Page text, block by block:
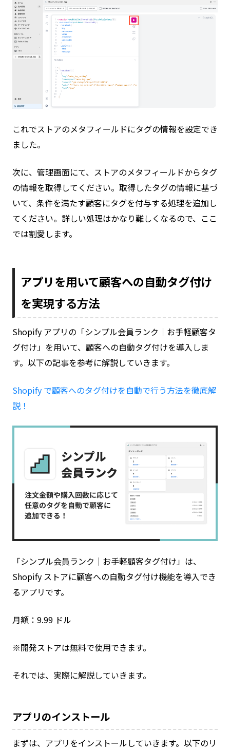
これでストアのメタフィールドにタグの情報を設定でき
ました。
次に、管理画面にて、ストアのメタフィールドからタグ
の情報を取得してください。取得したタグの情報に基づ
いて、条件を満たす顧客にタグを付与する処理を追加し
てください。詳しい処理はかなり難しくなるので、ここ
では割愛します。
アプリを用いて顧客への自動タグ付け
を実現する方法
Shopify アプリの「シンプル会員ランク｜お手軽顧客タ
グ付け」を用いて、顧客への自動タグ付けを導入しま
す。以下の記事を参考に解説していきます。
Shopify で顧客へのタグ付けを自動で行う方法を徹底解
説！
「シンプル会員ランク｜お手軽顧客タグ付け」は、
Shopify ストアに顧客への自動タグ付け機能を導入でき
るアプリです。
月額：9.99 ドル
※開発ストアは無料で使用できます。
それでは、実際に解説していきます。
アプリのインストール
まずは、アプリをインストールしていきます。以下のリ